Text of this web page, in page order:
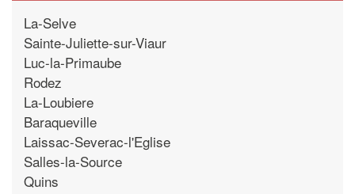
La-Selve
Sainte-Juliette-sur-Viaur
Luc-la-Primaube
Rodez
La-Loubiere
Baraqueville
Laissac-Severac-l'Eglise
Salles-la-Source
Quins